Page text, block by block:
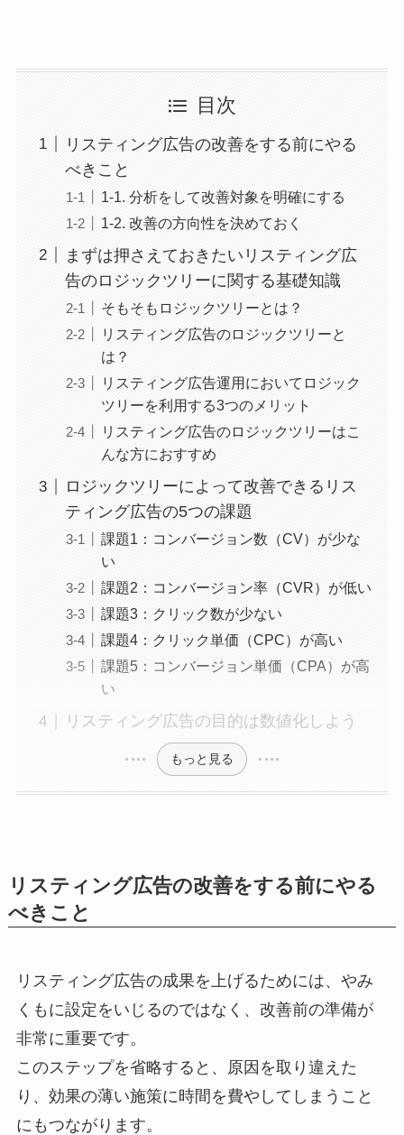
目次
リスティング広告の改善をする前にやる
べきこと
1-1. 分析をして改善対象を明確にする
1-2. 改善の方向性を決めておく
まずは押さえておきたいリスティング広
告のロジックツリーに関する基礎知識
そもそもロジックツリーとは？
リスティング広告のロジックツリーと
は？
リスティング広告運用においてロジック
ツリーを利用する3つのメリット
リスティング広告のロジックツリーはこ
んな方におすすめ
ロジックツリーによって改善できるリス
ティング広告の5つの課題
課題1：コンバージョン数（CV）が少な
い
課題2：コンバージョン率（CVR）が低い
課題3：クリック数が少ない
課題4：クリック単価（CPC）が高い
課題5：コンバージョン単価（CPA）が高
い
リスティング広告の目的は数値化しよう
もっと見る
リスティング広告の改善をする前にやる
べきこと
リスティング広告の成果を上げるためには、やみ
くもに設定をいじるのではなく、改善前の準備が
非常に重要です。
このステップを省略すると、原因を取り違えた
り、効果の薄い施策に時間を費やしてしまうこと
にもつながります。